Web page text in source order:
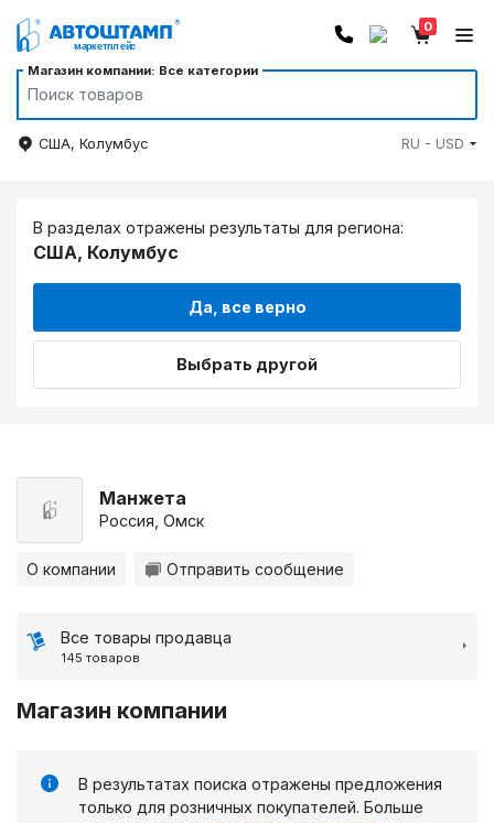
Магазин компании: Все категории
0
США, Колумбус RU - USD
В разделах отражены результаты для региона:
США, Колумбус
Да, все верно
Выбрать другой
Манжета
Россия, Омск
О компании Отправить сообщение
Все товары продавца
145 товаров
Магазин компании
В результатах поиска отражены предложения
только для розничных покупателей. Больше